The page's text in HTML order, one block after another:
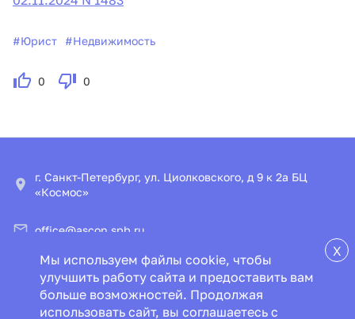
#Юрист #Недвижимость
0 0
X
Мы используем файлы cookie, чтобы
улучшить работу сайта и предоставить вам
больше возможностей. Продолжая
использовать сайт, вы соглашаетесь с
г. Санкт-Петербург, ул. Циолковского, д 9 к 2а БЦ
«Космос»
office@ascon.spb.ru
© ООО «ИПЦ «Консультант+Аскон»
Пользовательское соглашение
Политика конфиденциальности